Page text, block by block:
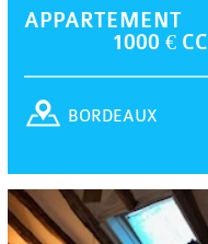
APPARTEMENT
1000 € CC
BORDEAUX